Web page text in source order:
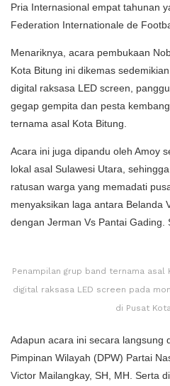
Pria Internasional empat tahunan
Federation Internationale de
Menariknya, acara pembukaan
Kota Bitung ini dikemas
digital raksasa LED screen,
gegap gempita dan pesta
ternama asal Kota Bitung.
Acara ini juga dipandu oleh Amoy
lokal asal Sulawesi Utara,
ratusan warga yang memadati
menyaksikan laga antara Belanda
dengan Jerman Vs Pantai Gading.
Penampilan grup band ternama
digital raksasa LED screen pada
di Pusat
Adapun acara ini secara langsung
Pimpinan Wilayah (DPW) Partai
Victor Mailangkay, SH, MH. Serta